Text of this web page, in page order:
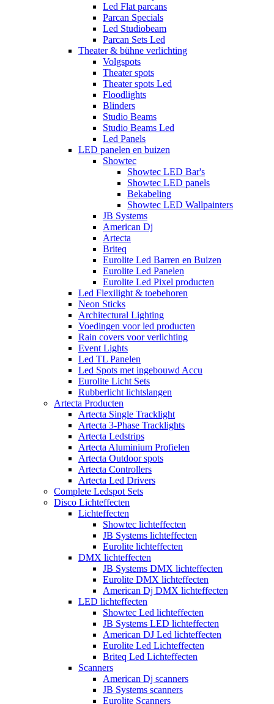
Led Flat parcans
Parcan Specials
Led Studiobeam
Parcan Sets Led
Theater & bühne verlichting
Volgspots
Theater spots
Theater spots Led
Floodlights
Blinders
Studio Beams
Studio Beams Led
Led Panels
LED panelen en buizen
Showtec
Showtec LED Bar's
Showtec LED panels
Bekabeling
Showtec LED Wallpainters
JB Systems
American Dj
Artecta
Briteq
Eurolite Led Barren en Buizen
Eurolite Led Panelen
Eurolite Led Pixel producten
Led Flexilight & toebehoren
Neon Sticks
Architectural Lighting
Voedingen voor led producten
Rain covers voor verlichting
Event Lights
Led TL Panelen
Led Spots met ingebouwd Accu
Eurolite Licht Sets
Rubberlicht lichtslangen
Artecta Producten
Artecta Single Tracklight
Artecta 3-Phase Tracklights
Artecta Ledstrips
Artecta Aluminium Profielen
Artecta Outdoor spots
Artecta Controllers
Artecta Led Drivers
Complete Ledspot Sets
Disco Lichteffecten
Lichteffecten
Showtec lichteffecten
JB Systems lichteffecten
Eurolite lichteffecten
DMX lichteffecten
JB Systems DMX lichteffecten
Eurolite DMX lichteffecten
American Dj DMX lichteffecten
LED lichteffecten
Showtec Led lichteffecten
JB Systems LED lichteffecten
American DJ Led lichteffecten
Eurolite Led Lichteffecten
Briteq Led Lichteffecten
Scanners
American Dj scanners
JB Systems scanners
Eurolite Scanners